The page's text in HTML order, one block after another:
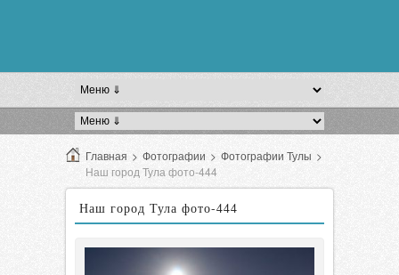
Главная > Фотографии > Фотографии Тулы >
Наш город Тула фото-444
Наш город Тула фото-444